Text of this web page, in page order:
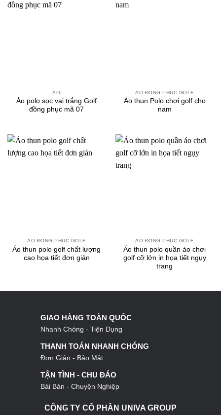
ÁO
Áo polo sọc vai trắng Golf
đồng phục mã 07
ÁO ĐỒNG PHỤC GOLF
Áo thun Polo chơi golf cho
nam
ÁO ĐỒNG PHỤC GOLF
Áo thun polo golf chất lượng
cao họa tiết đơn giản
ÁO ĐỒNG PHỤC GOLF
Áo thun polo quần áo chơi
golf cỡ lớn in họa tiết ngụy
trang
GIAO HÀNG TOÀN QUỐC
Nhanh Chóng - Tiện Dụng
THANH TOÁN NHANH CHÓNG
Đơn Giản - Bảo Mật
TẬN TÌNH - CHU ĐÁO
Bài Bản - Chuyện Nghiệp
CÔNG TY CỔ PHẦN UNIVA GROUP